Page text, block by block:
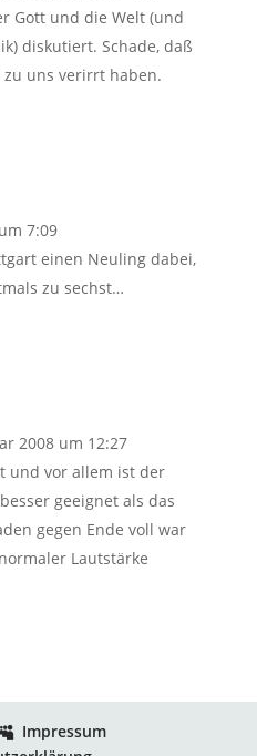
Gott und die Welt (und
diskutiert. Schade, daß
uns verirrt haben.
7:09
einen Neuling dabei,
zu sechst…
2008 um 12:27
und vor allem ist der
geeignet als das
gegen Ende voll war
Lautstärke
Impressum